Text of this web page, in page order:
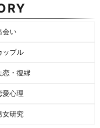
会い
ップル
恋・復縁
愛心理
女研究